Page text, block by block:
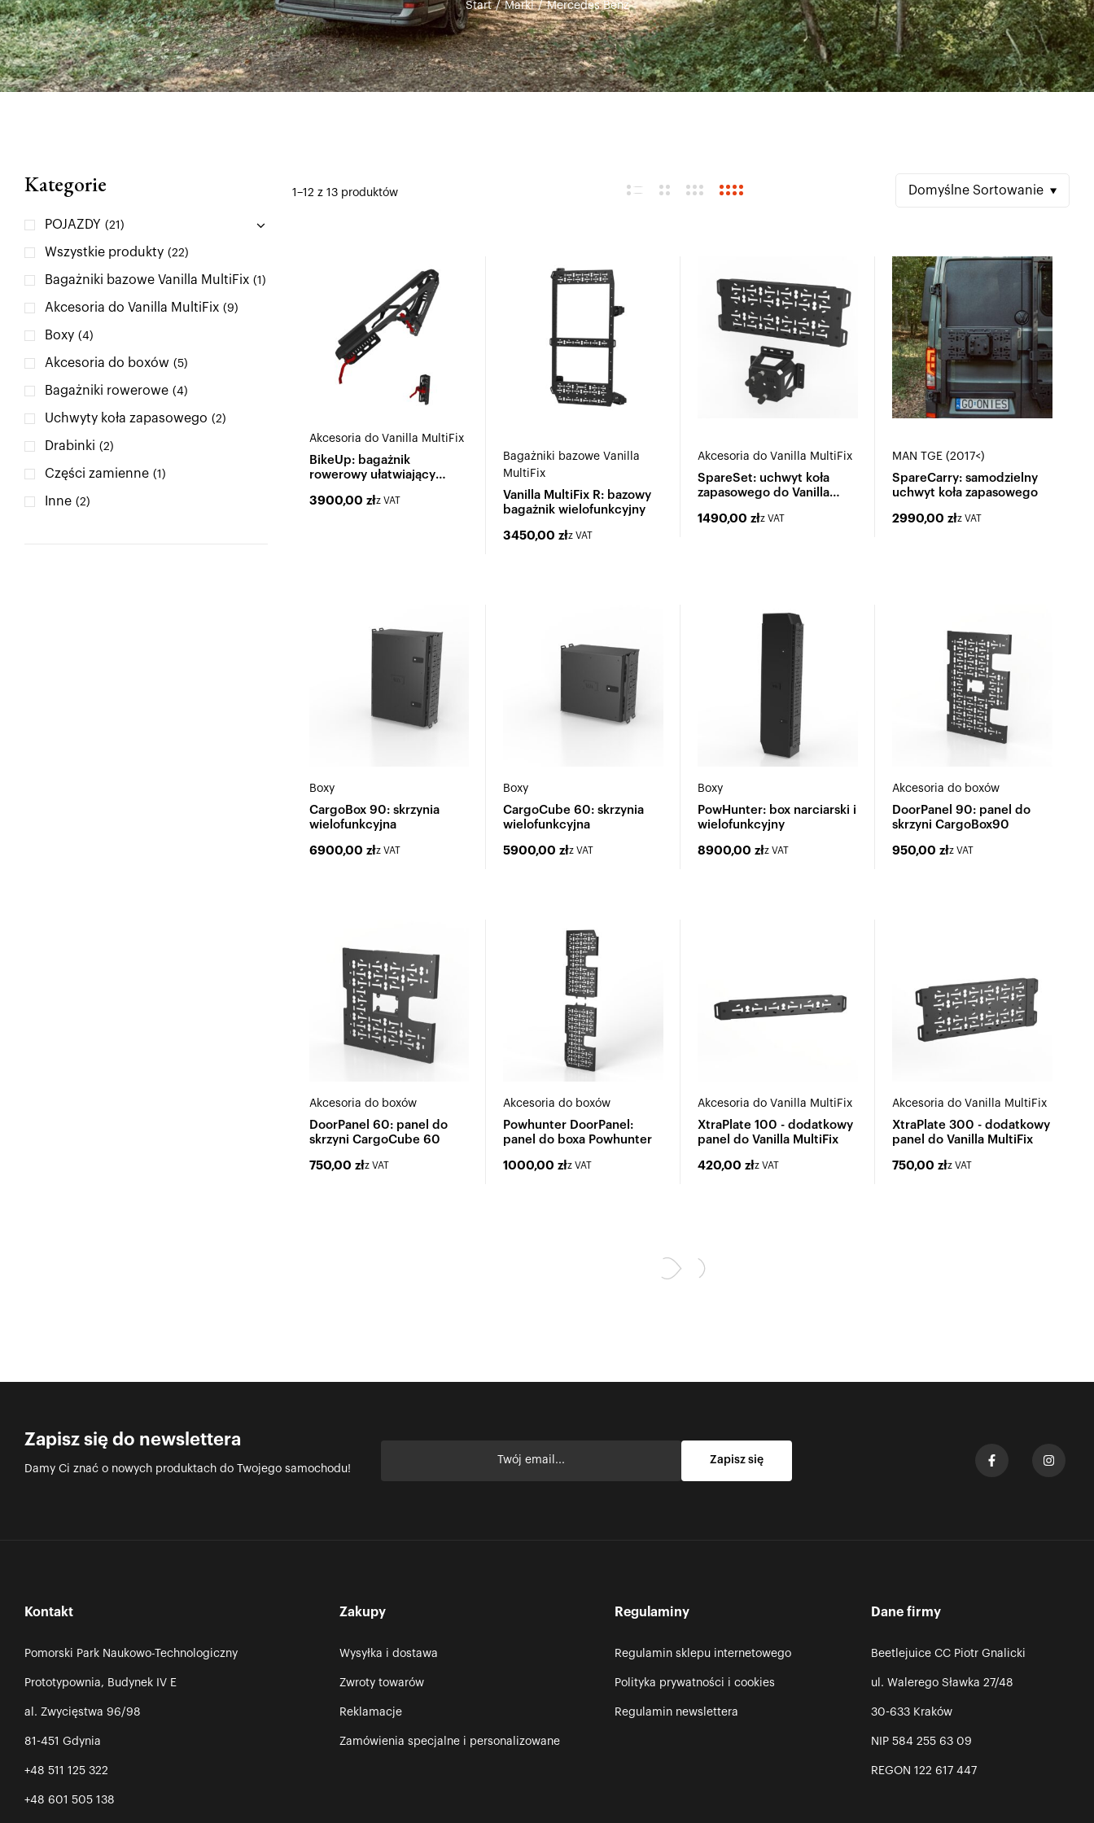
Start / Marki / Mercedes Benz
Kategorie
POJAZDY (21)
Wszystkie produkty (22)
Bagażniki bazowe Vanilla MultiFix (1)
Akcesoria do Vanilla MultiFix (9)
Boxy (4)
Akcesoria do boxów (5)
Bagażniki rowerowe (4)
Uchwyty koła zapasowego (2)
Drabinki (2)
Części zamienne (1)
Inne (2)
1–12 z 13 produktów Domyślne Sortowanie
Akcesoria do Vanilla MultiFix
BikeUp: bagażnik
rowerowy ułatwiający
3900,00 złz VAT
Bagażniki bazowe Vanilla
MultiFix
Vanilla MultiFix R: bazowy
bagażnik wielofunkcyjny
3450,00złz VAT
Akcesoria do Vanilla MultiFix
SpareSet: uchwyt koła
zapasowego do Vanilla
1490,00złz VAT
MAN TGE (2017<)
SpareCarry: samodzielny
uchwyt koła zapasowego
2990,00złz VAT
Boxy
CargoBox 90: skrzynia
wielofunkcyjna
6900,00 złz VAT
Boxy
CargoCube 60: skrzynia
wielofunkcyjna
5900,00złz VAT
Boxy
PowHunter: box narciarski i
wielofunkcyjny
8900,00złz VAT
Akcesoria do boxów
DoorPanel 90: panel do
skrzyni CargoBox90
950,00złz VAT
Akcesoria do boxów
DoorPanel 60: panel do
skrzyni CargoCube 60
750,00 złz VAT
Akcesoria do boxów
Powhunter DoorPanel:
panel do boxa Powhunter
1000,00złz VAT
Akcesoria do Vanilla MultiFix
XtraPlate 100 - dodatkowy
panel do Vanilla MultiFix
420,00złz VAT
Akcesoria do Vanilla MultiFix
XtraPlate 300 - dodatkowy
panel do Vanilla MultiFix
750,00złz VAT
Zapisz się do newslettera
Damy Ci znać o nowych produktach do Twojego samochodu!
Kontakt
Pomorski Park Naukowo-Technologiczny
Prototypownia, Budynek IV E
al. Zwycięstwa 96/98
81-451 Gdynia
+48 511 125 322
+48 601 505 138
Zakupy
Wysyłka i dostawa
Zwroty towarów
Reklamacje
Zamówienia specjalne i personalizowane
Regulaminy
Regulamin sklepu internetowego
Polityka prywatności i cookies
Regulamin newslettera
Dane firmy
Beetlejuice CC Piotr Gnalicki
ul. Walerego Sławka 27/48
30-633 Kraków
NIP 584 255 63 09
REGON 122 617 447